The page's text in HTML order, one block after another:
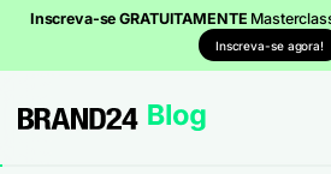
Inscreva-se GRATUITAMENTE
Inscreva-se agora!